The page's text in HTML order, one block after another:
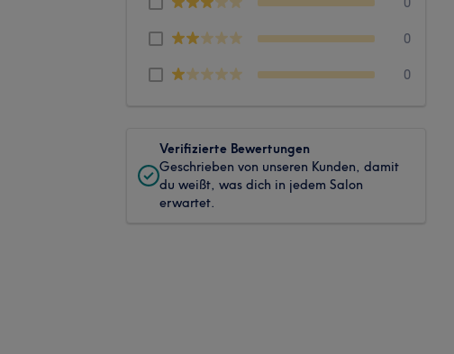
0
0
Verifizierte Bewertungen
Geschrieben von unseren Kunden, damit
du weißt, was dich in jedem Salon
erwartet.